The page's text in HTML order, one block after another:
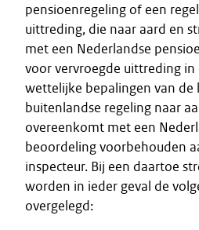
pensioenregeling of een
uittreding, die naar aard en
met een Nederlandse
voor vervroegde uittreding in
wettelijke bepalingen van de
buitenlandse regeling naar
overeenkomt met een
beoordeling voorbehouden
inspecteur. Bij een daartoe
worden in ieder geval de
overgelegd: